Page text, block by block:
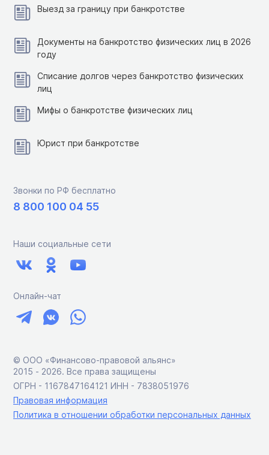
Выезд за границу при банкротстве
Документы на банкротство физических лиц в 2026
году
Списание долгов через банкротство физических
лиц
Мифы о банкротстве физических лиц
Юрист при банкротстве
Звонки по РФ бесплатно
8 800 100 04 55
Наши социальные сети
Онлайн-чат
© ООО «Финансово-правовой альянс»
2015 ‑ 2026. Все права защищены
ОГРН - 1167847164121 ИНН - 7838051976
Правовая информация
Политика в отношении обработки персональных данных